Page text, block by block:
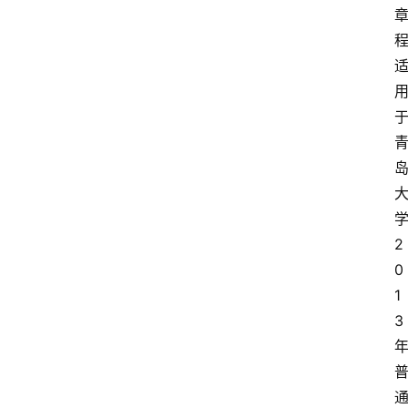
章
程
适
用
于
青
岛
大
学
2
0
1
3
年
普
通